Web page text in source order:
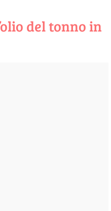
del tonno in